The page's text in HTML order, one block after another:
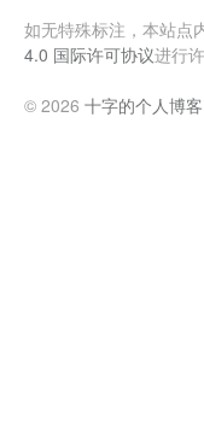
如无特殊标注，本站点
4.0 国际许可协议进行许
© 2026 十字的个人博客